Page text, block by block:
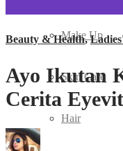
Make Up
Skin Care
Hair
Beauty & Health,
Ayo Ikutan
Cerita